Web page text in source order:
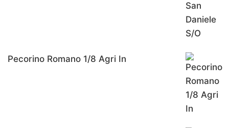
Pecorino Romano 1/8 Agri In